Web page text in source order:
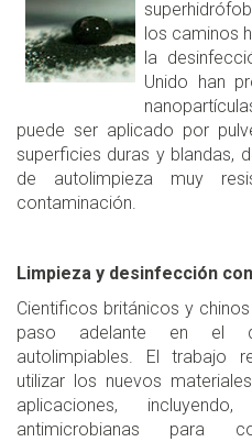
los caminos
la
Unido han
puede ser aplicado por
superficies duras y blandas,
de autolimpieza muy
contaminación.
Limpieza y desinfección
Cientificos británicos y
paso adelante en el
autolimpiables. El trabajo
utilizar los nuevos
aplicaciones,
antimicrobianas para